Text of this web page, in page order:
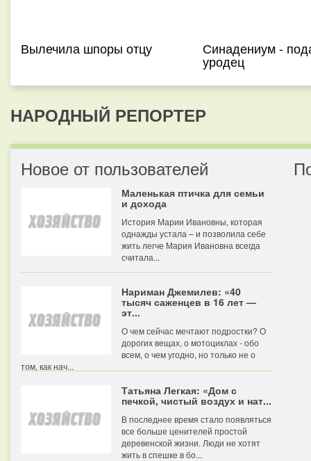
Вылечила шпоры отцу Синадениум -
уродец
НАРОДНЫЙ РЕПОРТЕР
Новое от пользователей
Маленькая птичка для семьи
и дохода
История Марии Ивановны, которая
однажды устала – и позволила себе
жить легче Мария Ивановна всегда
считала...
Нариман Джемилев: «40
тысяч саженцев в 16 лет —
эт...
О чем сейчас мечтают подростки? О
дорогих вещах, о мотоциклах - обо
всем, о чем угодно, но только не о
том, как нач...
Татьяна Легкая: «Дом с
печкой, чистый воздух и нат...
В последнее время стало появляться
все больше ценителей простой
деревенской жизни. Люди не хотят
жить в спешке в бо...